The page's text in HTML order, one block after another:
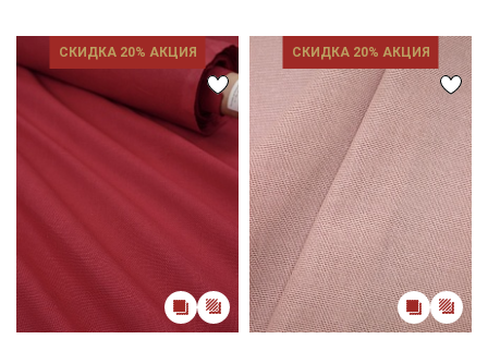
СКИДКА 20% АКЦИЯ СКИДКА 20% АКЦИЯ